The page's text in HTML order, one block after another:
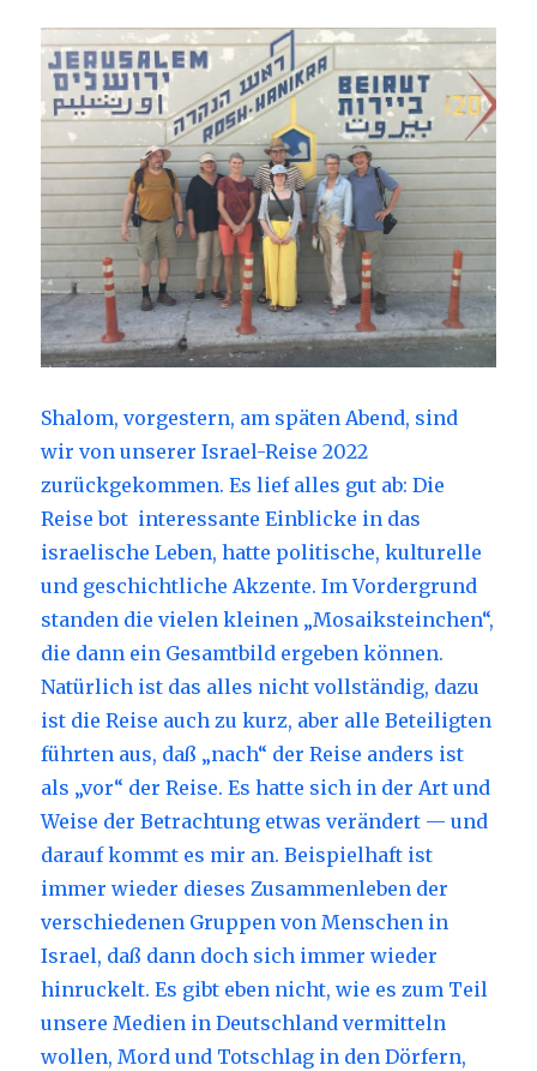
Shalom, vorgestern, am späten Abend, sind
wir von unserer Israel-Reise 2022
zurückgekommen. Es lief alles gut ab: Die
Reise bot interessante Einblicke in das
israelische Leben, hatte politische, kulturelle
und geschichtliche Akzente. Im Vordergrund
standen die vielen kleinen „Mosaiksteinchen“,
die dann ein Gesamtbild ergeben können.
Natürlich ist das alles nicht vollständig, dazu
ist die Reise auch zu kurz, aber alle Beteiligten
führten aus, daß „nach“ der Reise anders ist
als „vor“ der Reise. Es hatte sich in der Art und
Weise der Betrachtung etwas verändert — und
darauf kommt es mir an. Beispielhaft ist
immer wieder dieses Zusammenleben der
verschiedenen Gruppen von Menschen in
Israel, daß dann doch sich immer wieder
hinruckelt. Es gibt eben nicht, wie es zum Teil
unsere Medien in Deutschland vermitteln
wollen, Mord und Totschlag in den Dörfern,